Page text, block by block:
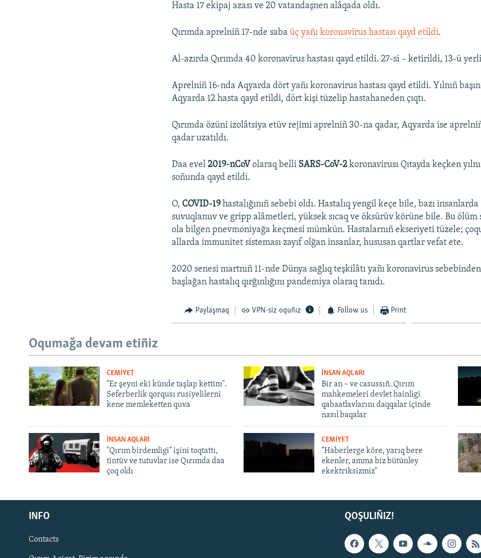
Русский
Українською
QOŞULIÑIZ!
Hasta 17 ekipaj azası ve 20 vatandaşnen alâqada oldı.
Qırımda aprelniñ 17-nde saba üç yañı koronavirus hastası qayd etildi.
Al-azırda Qırımda 40 koronavirus hastası qayd etildi. 27-si – ketirildi, 13-ü
Aprelniñ 16-nda Aqyarda dört yañı koronavirus hastası qayd etildi. Yılnıñ
Aqyarda 12 hasta qayd etildi, dört kişi tüzelip hastahaneden çıqtı.
Qırımda özüni izolâtsiya etüv rejimi aprelniñ 30-na qadar, Aqyarda ise
qadar uzatıldı.
Daa evel2019-nCoVolaraq belli SARS-CoV-2koronavirusı Qıtayda keçken
soñunda qayd etildi.
O, COVID-19 hastalığınıñ sebebi oldı. Hastalıq yengil keçe bile, bazı insanlarda
suvuqlanuv ve gripp alâmetleri, yüksek sıcaq ve öksürüv körüne bile. Bu ölüm
ola bilgen pnevmoniyağa keçmesi mümkün. Hastalarnıñ ekseriyeti tüzele;
allarda immunitet sisteması zayıf olğan insanlar, hususan qartlar vefat ete.
2020 senesi martnıñ 11-nde Dünya sağlıq teşkilâtı yañı koronavirus sebebinden
başlağan hastalıq qırğınlığını pandemiya olaraq tanıdı.
Paylaşmaq VPN-siz oquñız Follow us Print
Oqumağa devam etiñiz
CEMİYET
"Er şeyni eki künde taşlap kettim".
Seferberlik qorqusı rusiyelilerni
kene memleketten quva
İNSAN AQLARI
Bir an – ve casussıñ. Qırım
mahkemeleri devlet hainligi
qabaatlavlarını daqqalar içinde
nasıl baqalar
İNSAN AQLARI
"Qırım birdemligi" işini toqtattı,
tintüv ve tutuvlar ise Qırımda daa
çoq oldı
CEMİYET
"Haberlerge köre, yarıq bere
ekenler, amma biz bütünley
ekektriksizmiz"
QOŞULIÑIZ!
INFO
Contacts